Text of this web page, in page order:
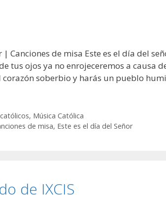
| Canciones de misa Este es el día del
tus ojos ya no enrojeceremos a causa
soberbio y harás un pueblo
, Música Católica
de misa, Este es el día del Señor
de IXCIS